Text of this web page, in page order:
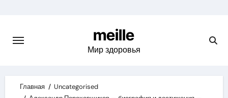
content
meille
Мир здоровья
Главная
Uncategorised